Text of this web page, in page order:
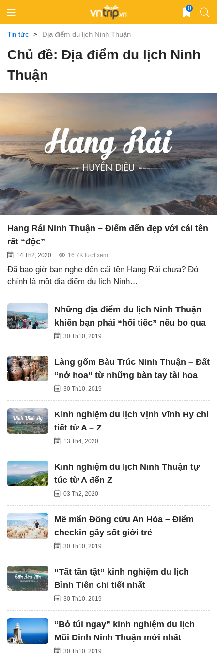
content
0
Tin tức > Địa điểm du lịch Ninh Thuận
Chủ đề: Địa điểm du lịch Ninh
Thuận
Hang Rái Ninh Thuận – Điểm đến đẹp với cái tên
rất “độc”
14 Th2, 2020 16.7K lượt xem
Đã bao giờ bạn nghe đến cái tên Hang Rái chưa? Đó
chính là một địa điểm du lịch Ninh…
Những địa điểm du lịch Ninh Thuận
khiến bạn phải “hối tiếc” nếu bỏ qua
30 Th10, 2019
Làng gốm Bàu Trúc Ninh Thuận – Đất
“nở hoa” từ những bàn tay tài hoa
30 Th10, 2019
Kinh nghiệm du lịch Vịnh Vĩnh Hy chi
tiết từ A – Z
13 Th4, 2020
Kinh nghiệm du lịch Ninh Thuận tự
túc từ A đến Z
03 Th2, 2020
Mê mẩn Đồng cừu An Hòa – Điểm
checkin gây sốt giới trẻ
30 Th10, 2019
“Tất tần tật” kinh nghiệm du lịch
Bình Tiên chi tiết nhất
30 Th10, 2019
“Bỏ túi ngay” kinh nghiệm du lịch
Mũi Dinh Ninh Thuận mới nhất
30 Th10, 2019